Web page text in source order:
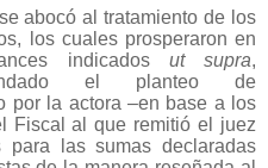
abocó al tratamiento de los
los cuales prosperaron en
indicados ut supra,
el planteo de
por la actora –en base a los
Fiscal al que remitió el juez
las sumas declaradas